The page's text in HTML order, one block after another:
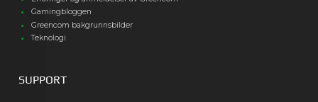
Gamingbloggen
Greencom bakgrunnsbilder
Teknologi
SUPPORT